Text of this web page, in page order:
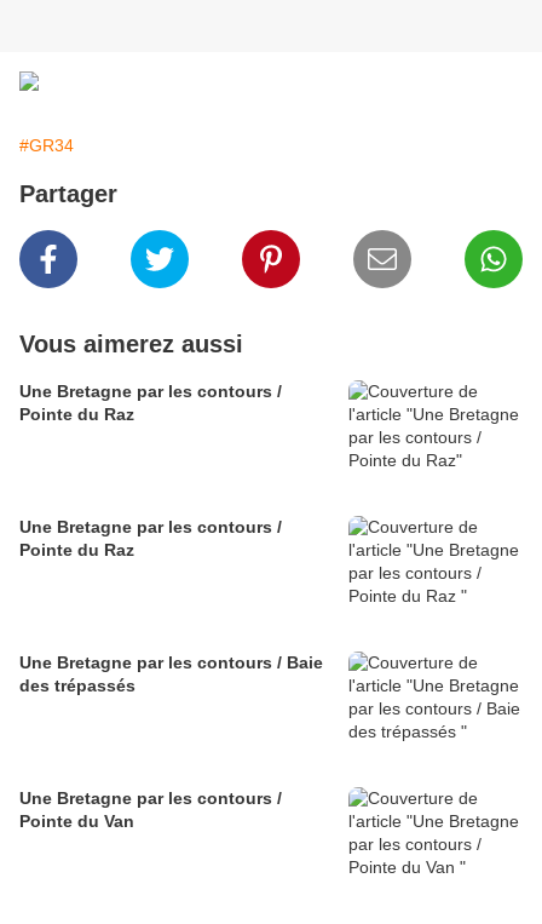
#GR34
Partager
Vous aimerez aussi
Une Bretagne par les contours /
Pointe du Raz
Une Bretagne par les contours /
Pointe du Raz
Une Bretagne par les contours / Baie
des trépassés
Une Bretagne par les contours /
Pointe du Van